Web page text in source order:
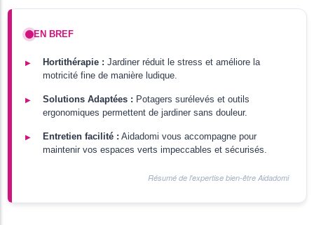
EN BREF
Hortithérapie : Jardiner réduit le stress et améliore la
motricité fine de manière ludique.
Solutions Adaptées : Potagers surélevés et outils
ergonomiques permettent de jardiner sans douleur.
Entretien facilité : Aidadomi vous accompagne pour
maintenir vos espaces verts impeccables et sécurisés.
Résumé de l'expertise bien-être Aidadomi